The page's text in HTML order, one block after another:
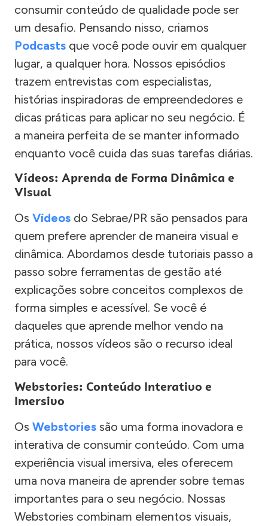
consumir conteúdo de qualidade pode ser
um desafio. Pensando nisso, criamos
Podcasts que você pode ouvir em qualquer
lugar, a qualquer hora. Nossos episódios
trazem entrevistas com especialistas,
histórias inspiradoras de empreendedores e
dicas práticas para aplicar no seu negócio. É
a maneira perfeita de se manter informado
enquanto você cuida das suas tarefas diárias.
Vídeos: Aprenda de Forma Dinâmica e
Visual
Os Vídeos do Sebrae/PR são pensados para
quem prefere aprender de maneira visual e
dinâmica. Abordamos desde tutoriais passo a
passo sobre ferramentas de gestão até
explicações sobre conceitos complexos de
forma simples e acessível. Se você é
daqueles que aprende melhor vendo na
prática, nossos vídeos são o recurso ideal
para você.
Webstories: Conteúdo Interativo e
Imersivo
Os Webstories são uma forma inovadora e
interativa de consumir conteúdo. Com uma
experiência visual imersiva, eles oferecem
uma nova maneira de aprender sobre temas
importantes para o seu negócio. Nossas
Webstories combinam elementos visuais,